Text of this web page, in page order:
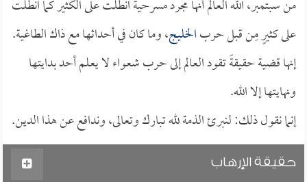
من سبتمبر، الله العالم أنها مجرد مسرحية انطلت على الكثير كما انطلت
على كثيرٍ مِن قبل حربالخليج، وما كان في أحداثها مع ذاك الطاغية.
إنها قضية حقيقةً تقود العالم إلى حرب شعواء لا يعلم أحد بدايتها
ونهايتها إلا الله.
إنما نقول ذلك: لنبرئ الذمة لله تبارك وتعالى، وندافع عن هذا الدين.
حقيقة الإرهاب